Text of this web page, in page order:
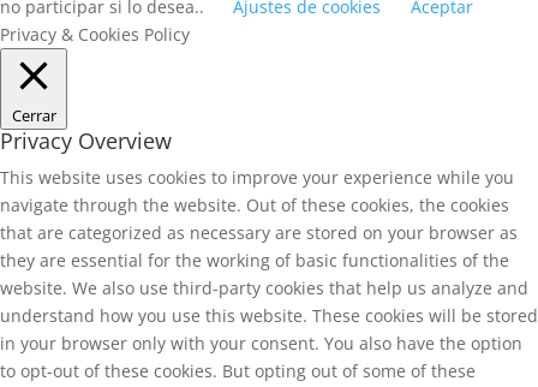
no participar si lo desea..
Ajustes de cookies
Aceptar
Privacy & Cookies Policy
Cerrar
Privacy Overview
This website uses cookies to improve your experience while you
navigate through the website. Out of these cookies, the cookies
that are categorized as necessary are stored on your browser as
they are essential for the working of basic functionalities of the
website. We also use third-party cookies that help us analyze and
understand how you use this website. These cookies will be stored
in your browser only with your consent. You also have the option
to opt-out of these cookies. But opting out of some of these